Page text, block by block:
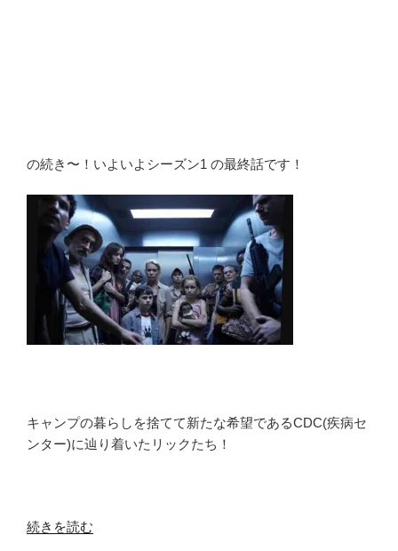
の続き〜！いよいよシーズン1 の最終話です！
キャンプの暮らしを捨てて新たな希望であるCDC(疾病セ
ンター)に辿り着いたリックたち！
“ウ
続きを読む